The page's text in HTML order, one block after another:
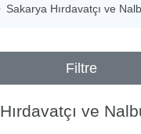
Sakarya Hırdavatçı ve
Filtre
Hırdavatçı ve